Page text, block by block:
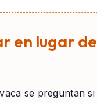
en lugar de
se preguntan